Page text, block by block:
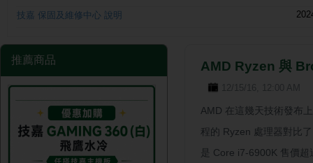
技嘉 保固及維修中心 說明
推薦商品 AMD Ryzen 與
12/15/16, 12:00 AM
AMD 在這幾天技術發布
程的 Ryzen 處理器對比
是 Core i7-6900K 售價